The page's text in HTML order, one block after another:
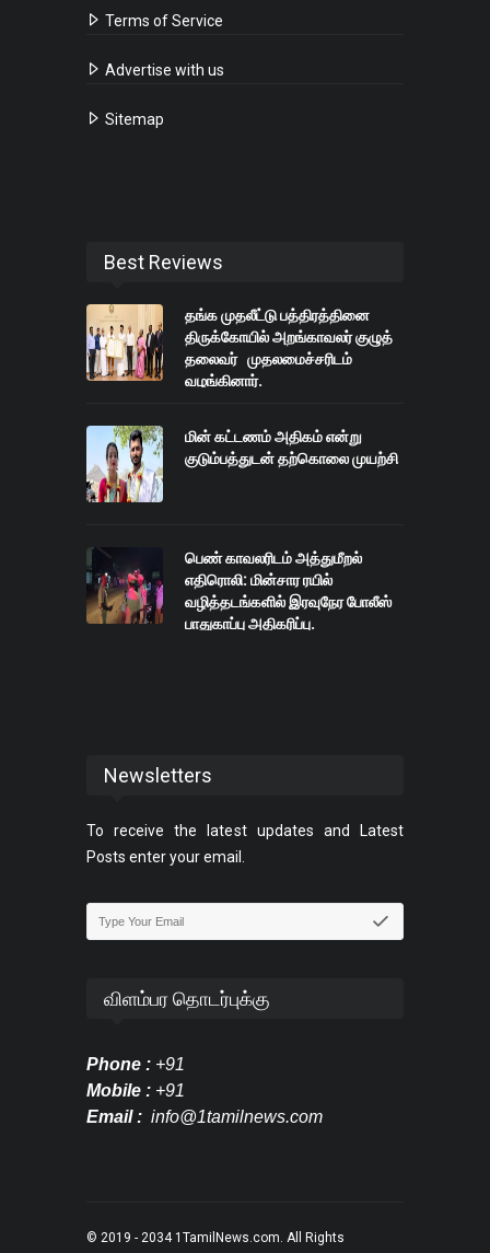
Terms of Service
Advertise with us
Sitemap
Best Reviews
தங்க முதலீட்டு பத்திரத்தினை
திருக்கோயில் அறங்காவலர் குழுத்
தலைவர் முதலமைச்சரிடம்
வழங்கினார்.
மின் கட்டணம் அதிகம் என்று
குடும்பத்துடன் தற்கொலை முயற்சி
பெண் காவலரிடம் அத்துமீறல்
எதிரொலி: மின்சார ரயில்
வழித்தடங்களில் இரவுநேர போலீஸ்
பாதுகாப்பு அதிகரிப்பு.
Newsletters
To receive the latest updates and Latest
Posts enter your email.
விளம்பர தொடர்புக்கு
Phone : +91
Mobile : +91
Email : info@1tamilnews.com
© 2019 - 2034 1TamilNews.com. All Rights